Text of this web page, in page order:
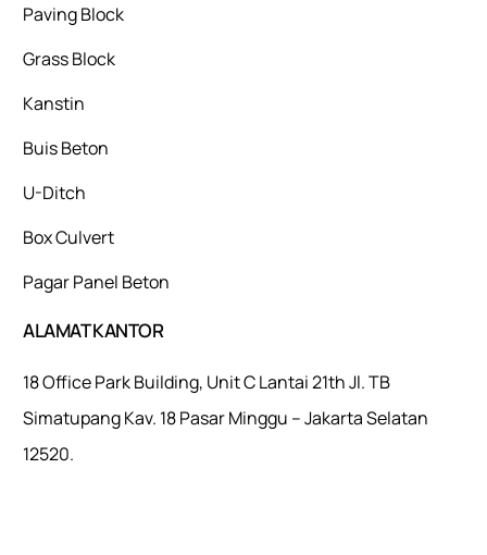
Paving Block
Grass Block
Kanstin
Buis Beton
U-Ditch
Box Culvert
Pagar Panel Beton
ALAMAT KANTOR
18 Office Park Building, Unit C Lantai 21th Jl. TB
Simatupang Kav. 18 Pasar Minggu – Jakarta Selatan
12520.